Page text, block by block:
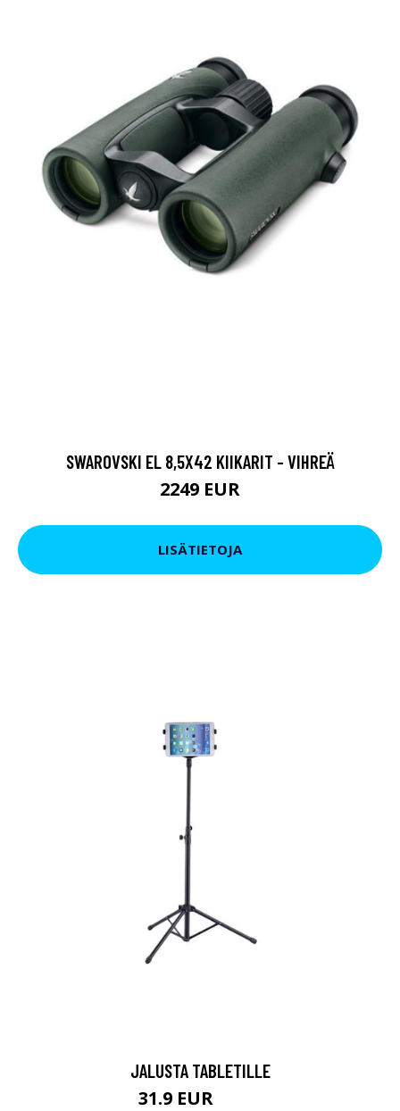
SWAROVSKI EL 8,5X42 KIIKARIT - VIHREÄ
2249 EUR
LISÄTIETOJA
JALUSTA TABLETILLE
31.9 EUR